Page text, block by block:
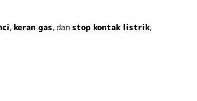
, keran gas, dan stop kontak listrik,